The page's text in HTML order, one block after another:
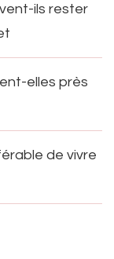
ils rester
elles près
de vivre